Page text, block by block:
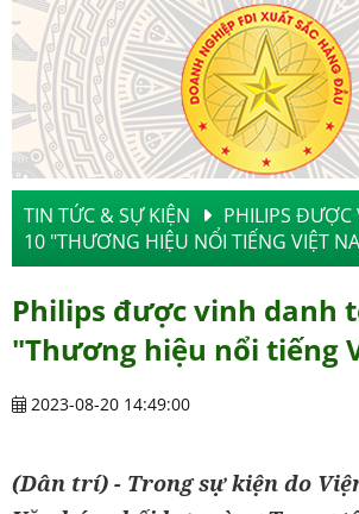
TIN TỨC & SỰ KIỆN
PHILIPS
10 "THƯƠNG HIỆU NỔI TIẾNG VIỆT
Philips được vinh danh
"Thương hiệu nổi tiếng
2023-08-20 14:49:00
(Dân trí) - Trong sự kiện do